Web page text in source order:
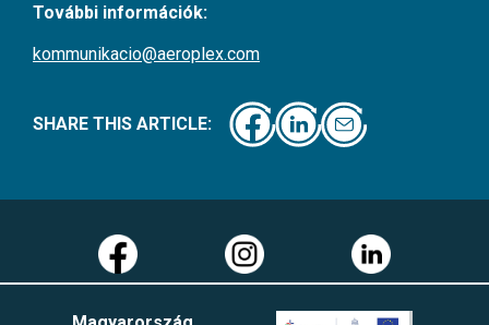
További információk:
kommunikacio@aeroplex.com
SHARE THIS ARTICLE: